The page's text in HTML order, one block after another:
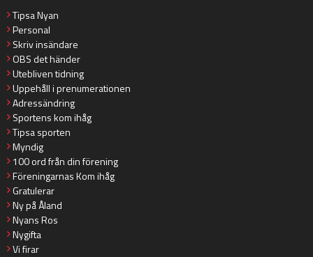
Tipsa Nyan
Personal
Skriv insändare
OBS det händer
Utebliven tidning
Uppehåll i prenumerationen
Adressändring
Sportens kom ihåg
Tipsa sporten
Myndig
100 ord från din förening
Föreningarnas Kom ihåg
Gratulerar
Ny på Åland
Nyans Ros
Nygifta
Vi firar